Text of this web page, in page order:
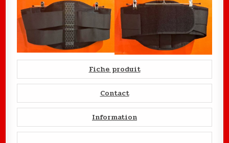
Fiche produit
Contact
Information